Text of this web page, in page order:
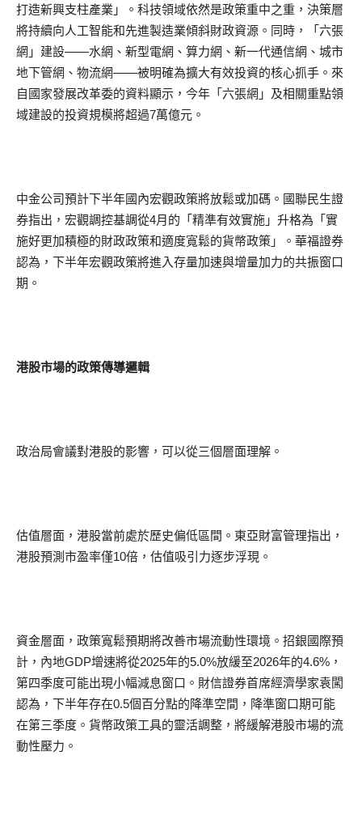
打造新興支柱產業」。科技領域依然是政策重中之重，決策層
將持續向人工智能和先進製造業傾斜財政資源。同時，「六張
網」建設——水網、新型電網、算力網、新一代通信網、城市
地下管網、物流網——被明確為擴大有效投資的核心抓手。來
自國家發展改革委的資料顯示，今年「六張網」及相關重點領
域建設的投資規模將超過7萬億元。
中金公司預計下半年國內宏觀政策將放鬆或加碼。國聯民生證
券指出，宏觀調控基調從4月的「精準有效實施」升格為「實
施好更加積極的財政政策和適度寬鬆的貨幣政策」。華福證券
認為，下半年宏觀政策將進入存量加速與增量加力的共振窗口
期。
港股市場的政策傳導邏輯
政治局會議對港股的影響，可以從三個層面理解。
估值層面，港股當前處於歷史偏低區間。東亞財富管理指出，
港股預測市盈率僅10倍，估值吸引力逐步浮現。
資金層面，政策寬鬆預期將改善市場流動性環境。招銀國際預
計，內地GDP增速將從2025年的5.0%放緩至2026年的4.6%，
第四季度可能出現小幅減息窗口。財信證券首席經濟學家袁闖
認為，下半年存在0.5個百分點的降準空間，降準窗口期可能
在第三季度。貨幣政策工具的靈活調整，將緩解港股市場的流
動性壓力。